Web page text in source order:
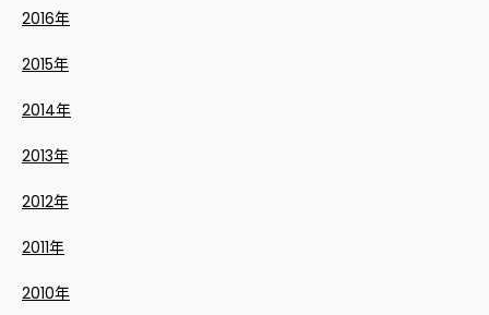
2016年
2015年
2014年
2013年
2012年
2011年
2010年